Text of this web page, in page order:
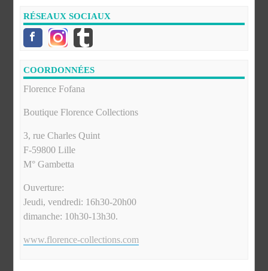
RÉSEAUX SOCIAUX
COORDONNÉES
Florence Fofana
Boutique Florence Collections
3, rue Charles Quint
F-59800 Lille
M° Gambetta
Ouverture:
Jeudi, vendredi: 16h30-20h00
dimanche: 10h30-13h30.
www.florence-collections.com